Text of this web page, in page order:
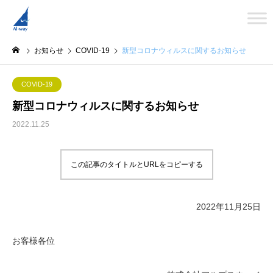
お知らせ COVID-19 新型コロナウィルスに関するお知らせ
COVID-19
新型コロナウィルスに関するお知らせ
2022.11.25
この記事のタイトルとURLをコピーする
2022年11月25日
お客様各位